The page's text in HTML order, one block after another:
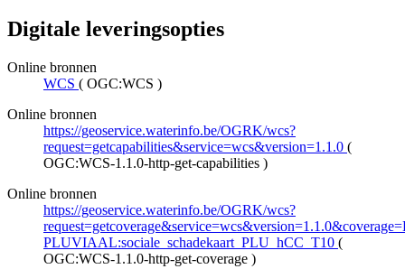
Digitale leveringsopties
Online bronnen
WCS ( OGC:WCS )
Online bronnen
https://geoservice.waterinfo.be/OGRK/wcs?
request=getcapabilities&service=wcs&version=1.1.0 (
OGC:WCS-1.1.0-http-get-capabilities )
Online bronnen
https://geoservice.waterinfo.be/OGRK/wcs?
PLUVIAAL:sociale_schadekaart_PLU_hCC_T10 (
OGC:WCS-1.1.0-http-get-coverage )